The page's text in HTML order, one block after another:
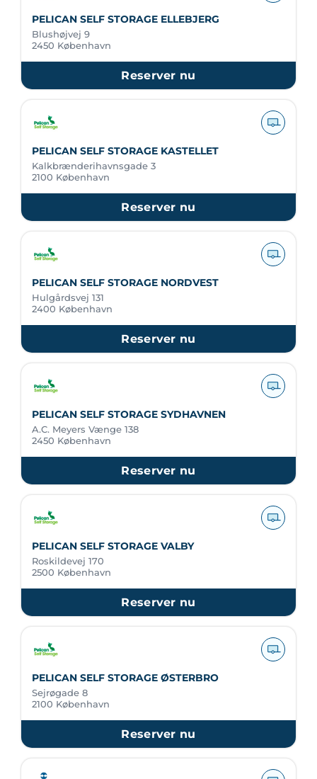
PELICAN SELF STORAGE ELLEBJERG
Blushøjvej 9
2450 København
Reserver nu
PELICAN SELF STORAGE KASTELLET
Kalkbrænderihavnsgade 3
2100 København
Reserver nu
PELICAN SELF STORAGE NORDVEST
Hulgårdsvej 131
2400 København
Reserver nu
PELICAN SELF STORAGE SYDHAVNEN
A.C. Meyers Vænge 138
2450 København
Reserver nu
PELICAN SELF STORAGE VALBY
Roskildevej 170
2500 København
Reserver nu
PELICAN SELF STORAGE ØSTERBRO
Sejrøgade 8
2100 København
Reserver nu